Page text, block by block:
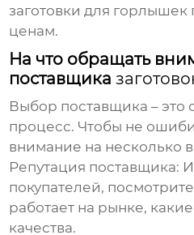
заготовки для горлышек
ценам.
На что обращать
поставщика
Выбор поставщика – это
процесс. Чтобы не
внимание на несколько
Репутация поставщика:
покупателей,
работает на рынке,
качества.